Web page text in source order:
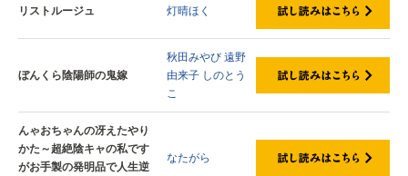
リストルージュ 灯晴ほく
ぼんくら陰陽師の鬼嫁
秋田みやび遠野
由来子 しのとう
こ
んゃおちゃんの冴えたやり
かた～超絶陰キャの私です
がお手製の発明品で人生逆
なたがら